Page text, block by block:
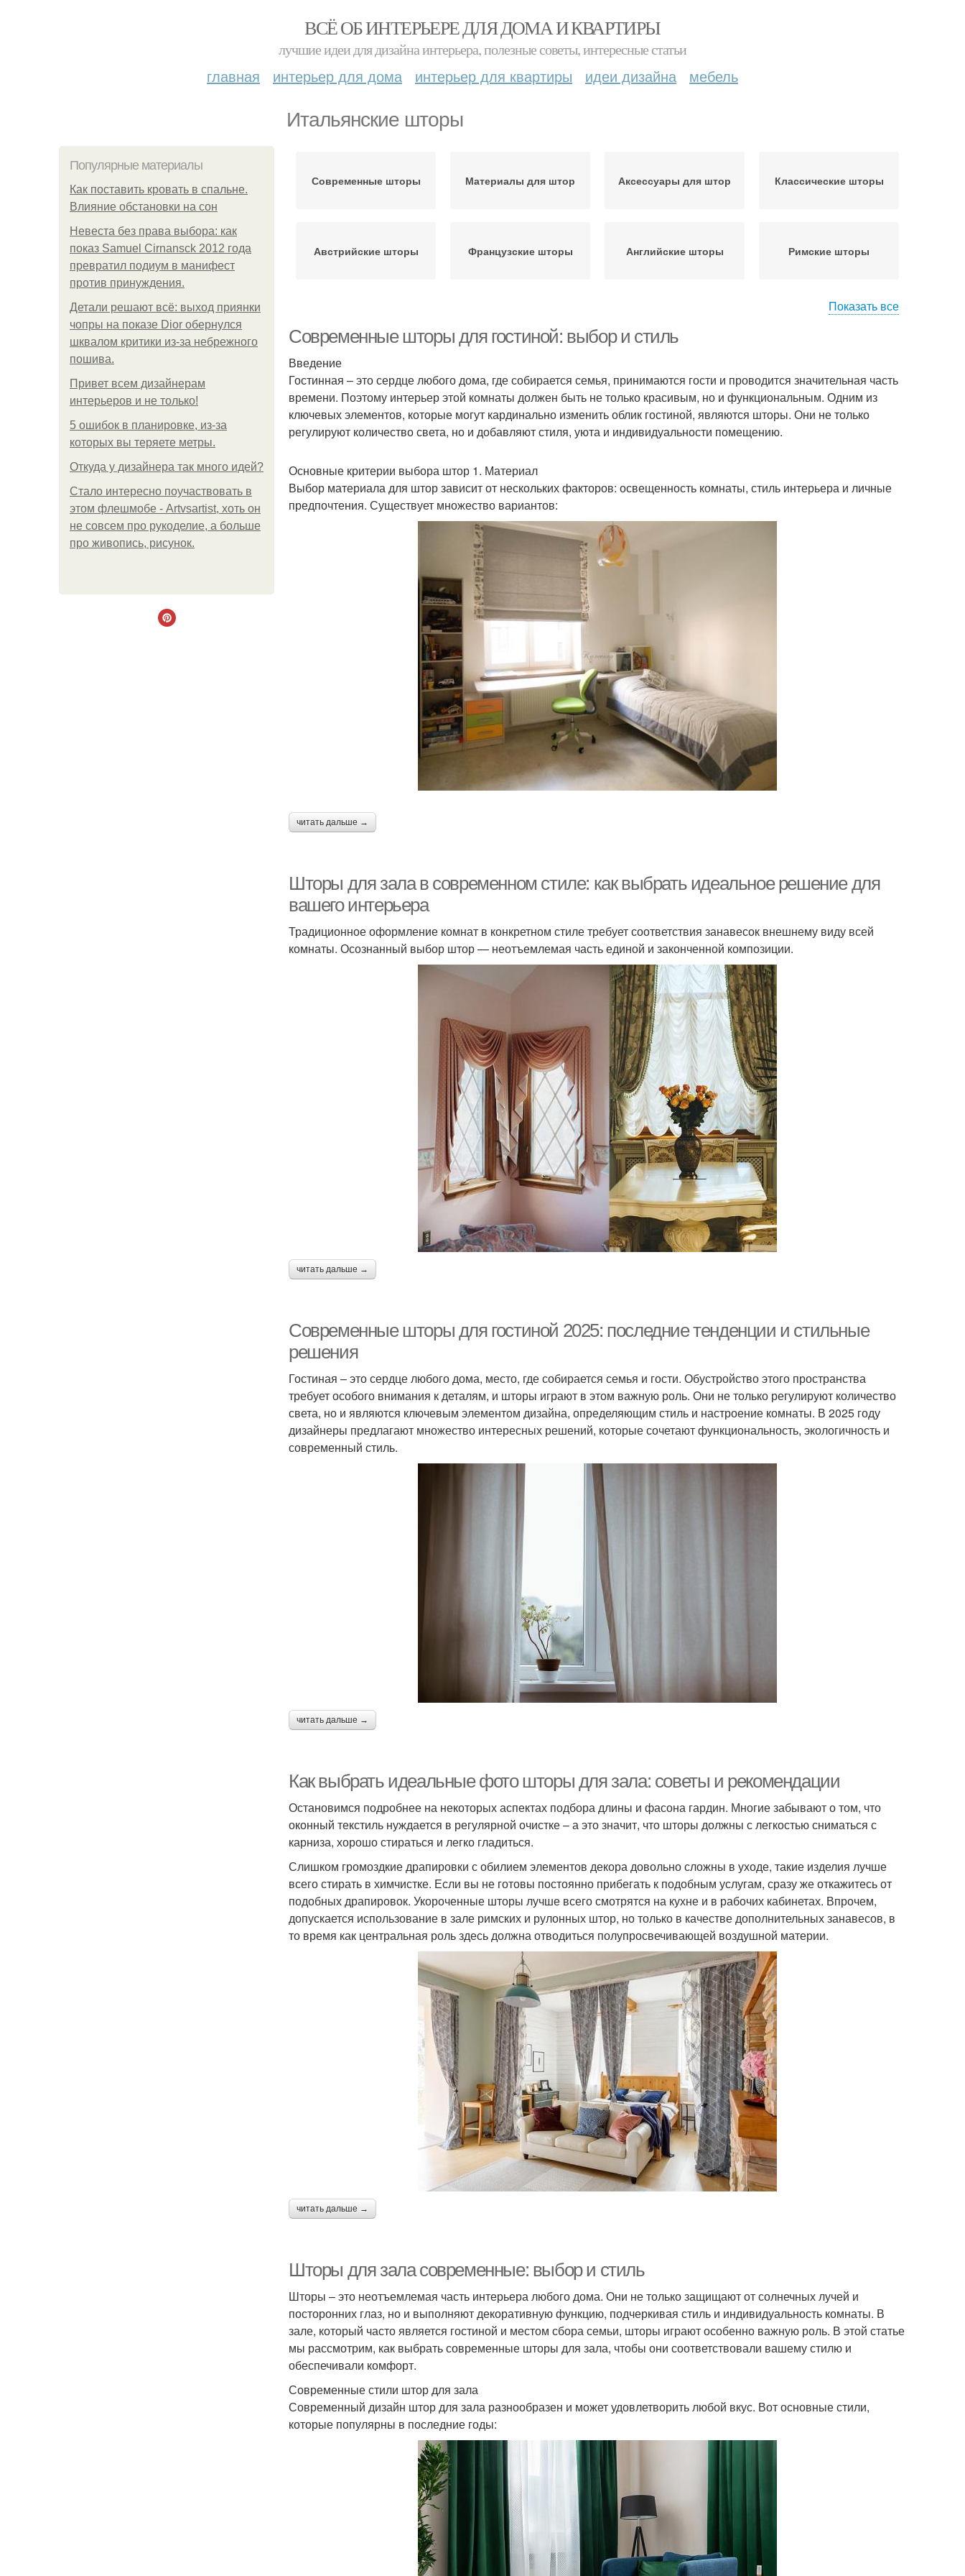
ВСЁ ОБ ИНТЕРЬЕРЕ ДЛЯ ДОМА И КВАРТИРЫ
лучшие идеи для дизайна интерьера, полезные советы, интересные статьи
главная интерьер для дома интерьер для квартиры идеи дизайна мебель
Итальянские шторы
Популярные материалы
Как поставить кровать в спальне.
Влияние обстановки на сон
Невеста без права выбора: как
показ Samuel Cirnansck 2012 года
превратил подиум в манифест
против принуждения.
Детали решают всё: выход приянки
чопры на показе Dior обернулся
шквалом критики из-за небрежного
пошива.
Привет всем дизайнерам
интерьеров и не только!
5 ошибок в планировке, из-за
которых вы теряете метры.
Откуда у дизайнера так много идей?
Стало интересно поучаствовать в
этом флешмобе - Artvsartist, хоть он
не совсем про рукоделие, а больше
про живопись, рисунок.
Современные шторы Материалы для штор Аксессуары для штор Классические шторы
Австрийские шторы Французские шторы Английские шторы Римские шторы
Шторы по типу Умные шторы Решения для штор Шторы в зале
интерьеру
Шторы на кухню
Шторы из нитей
Ассиметричные шторы
Шторы на балконную
дверь
Шторы на кухне
Модные шторы Шторы для кухонь
Показать все
Современные шторы для гостиной: выбор и стиль
Введение
Гостинная – это сердце любого дома, где собирается семья, принимаются гости и проводится значительная часть
времени. Поэтому интерьер этой комнаты должен быть не только красивым, но и функциональным. Одним из
ключевых элементов, которые могут кардинально изменить облик гостиной, являются шторы. Они не только
регулируют количество света, но и добавляют стиля, уюта и индивидуальности помещению.
Основные критерии выбора штор 1. Материал
Выбор материала для штор зависит от нескольких факторов: освещенность комнаты, стиль интерьера и личные
предпочтения. Существует множество вариантов:
читать дальше →
Шторы для зала в современном стиле: как выбрать идеальное решение для
вашего интерьера
Традиционное оформление комнат в конкретном стиле требует соответствия занавесок внешнему виду всей
комнаты. Осознанный выбор штор — неотъемлемая часть единой и законченной композиции.
читать дальше →
Современные шторы для гостиной 2025: последние тенденции и стильные
решения
Гостиная – это сердце любого дома, место, где собирается семья и гости. Обустройство этого пространства
требует особого внимания к деталям, и шторы играют в этом важную роль. Они не только регулируют количество
света, но и являются ключевым элементом дизайна, определяющим стиль и настроение комнаты. В 2025 году
дизайнеры предлагают множество интересных решений, которые сочетают функциональность, экологичность и
современный стиль.
читать дальше →
Как выбрать идеальные фото шторы для зала: советы и рекомендации
Остановимся подробнее на некоторых аспектах подбора длины и фасона гардин. Многие забывают о том, что
оконный текстиль нуждается в регулярной очистке – а это значит, что шторы должны с легкостью сниматься с
карниза, хорошо стираться и легко гладиться.
Слишком громоздкие драпировки с обилием элементов декора довольно сложны в уходе, такие изделия лучше
всего стирать в химчистке. Если вы не готовы постоянно прибегать к подобным услугам, сразу же откажитесь от
подобных драпировок. Укороченные шторы лучше всего смотрятся на кухне и в рабочих кабинетах. Впрочем,
допускается использование в зале римских и рулонных штор, но только в качестве дополнительных занавесов, в
то время как центральная роль здесь должна отводиться полупросвечивающей воздушной материи.
читать дальше →
Шторы для зала современные: выбор и стиль
Шторы – это неотъемлемая часть интерьера любого дома. Они не только защищают от солнечных лучей и
посторонних глаз, но и выполняют декоративную функцию, подчеркивая стиль и индивидуальность комнаты. В
зале, который часто является гостиной и местом сбора семьи, шторы играют особенно важную роль. В этой статье
мы рассмотрим, как выбрать современные шторы для зала, чтобы они соответствовали вашему стилю и
обеспечивали комфорт.
Современные стили штор для зала
Современный дизайн штор для зала разнообразен и может удовлетворить любой вкус. Вот основные стили,
которые популярны в последние годы: